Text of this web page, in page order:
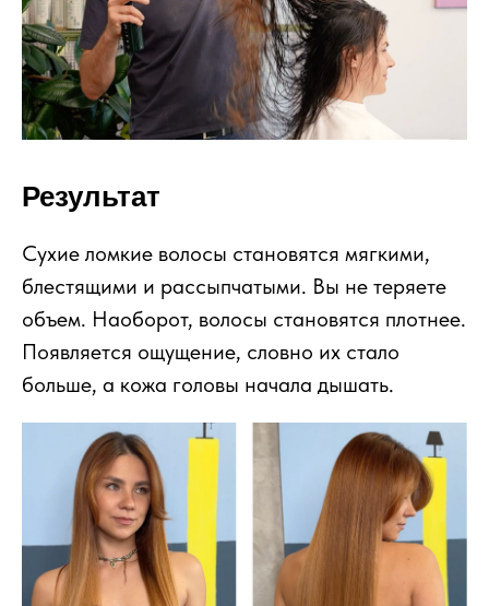
Результат
Сухие ломкие волосы становятся мягкими,
блестящими и рассыпчатыми. Вы не теряете
объем. Наоборот, волосы становятся плотнее.
Появляется ощущение, словно их стало
больше, а кожа головы начала дышать.